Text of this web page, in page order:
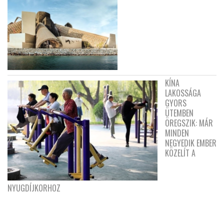
KÍNA
LAKOSSÁGA
GYORS
ÜTEMBEN
ÖREGSZIK: MÁR
MINDEN
NEGYEDIK EMBER
KÖZELÍT A
NYUGDÍJKORHOZ